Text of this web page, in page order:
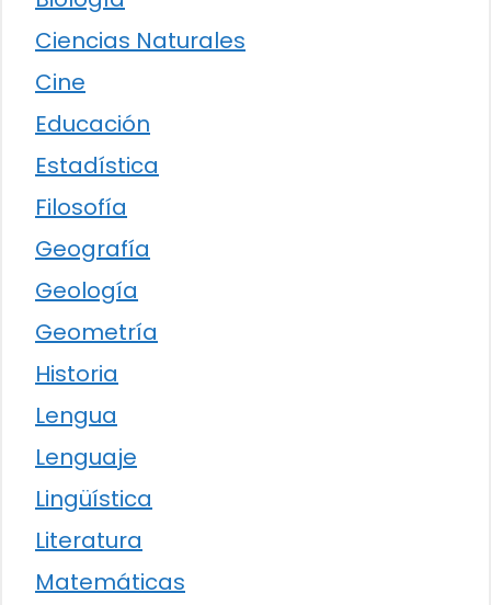
Ciencias Naturales
Cine
Educación
Estadística
Filosofía
Geografía
Geología
Geometría
Historia
Lengua
Lenguaje
Lingüística
Literatura
Matemáticas